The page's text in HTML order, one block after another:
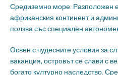
Средиземно море. Разположен
африканския континент и
ползва със специален
Освен с чудесните условия за
ваканция, островът се слави с
богато културно наследство.